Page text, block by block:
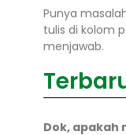
Punya
tulis di kolom
menjawab.
Dok, apakah